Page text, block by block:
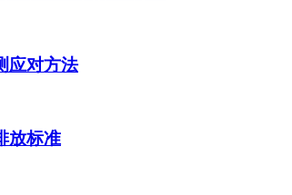
应对方法
放标准